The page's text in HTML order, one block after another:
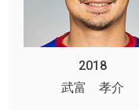
2018
武富 孝介